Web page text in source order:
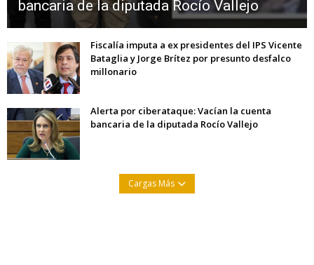
bancaria de la diputada Rocío Vallejo
Fiscalía imputa a ex presidentes del IPS Vicente
Bataglia y Jorge Brítez por presunto desfalco
millonario
Alerta por ciberataque: Vacían la cuenta
bancaria de la diputada Rocío Vallejo
Cargas Más